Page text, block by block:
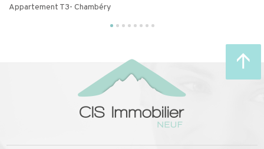
Appartement T3- Chambéry